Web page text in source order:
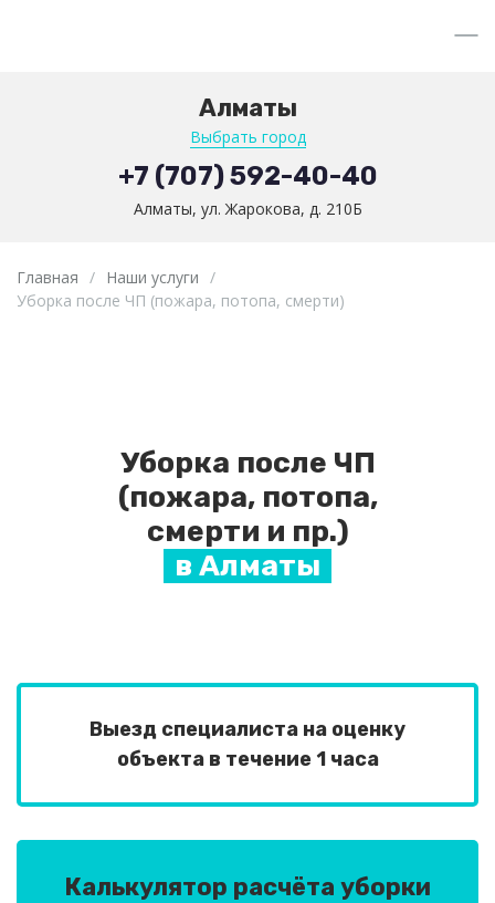
Алматы
Выбрать город
+7 (707) 592-40-40
Алматы, ул. Жарокова, д. 210Б
Главная / Наши услуги /
Уборка после ЧП (пожара, потопа, смерти)
Уборка после ЧП
(пожара, потопа,
смерти и пр.)
в Алматы
Выезд специалиста на оценку
объекта в течение 1 часа
Калькулятор расчёта уборки